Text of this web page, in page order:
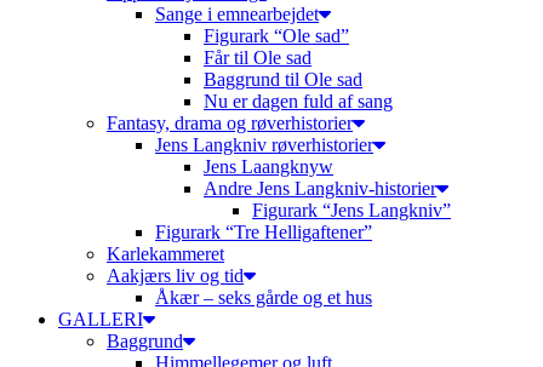
Sange i emnearbejdet
Figurark “Ole sad”
Får til Ole sad
Baggrund til Ole sad
Nu er dagen fuld af sang
Fantasy, drama og røverhistorier
Jens Langkniv røverhistorier
Jens Laangknyw
Andre Jens Langkniv-historier
Figurark “Jens Langkniv”
Figurark “Tre Helligaftener”
Karlekammeret
Aakjærs liv og tid
Åkær – seks gårde og et hus
GALLERI
Baggrund
Himmellegemer og luft